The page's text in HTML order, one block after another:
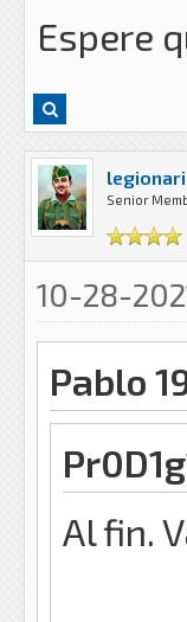
Espere
Senior
10-28-
Pablo
Al fin.